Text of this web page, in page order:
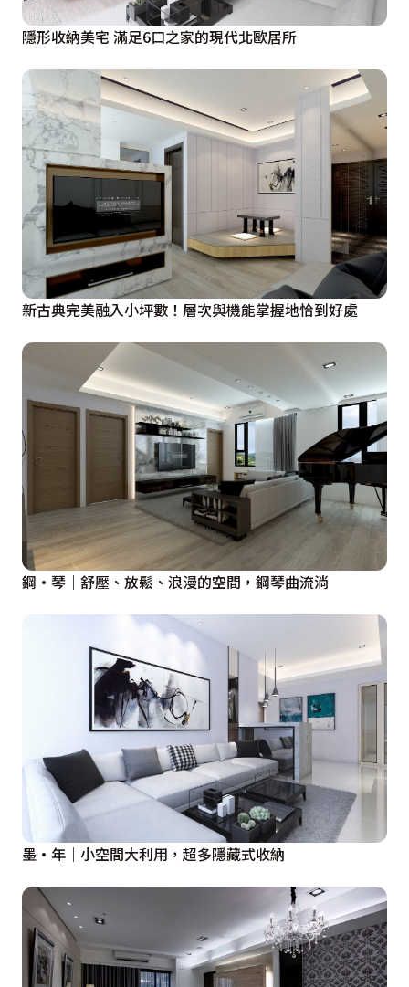
隱形收納美宅 滿足6口之家的現代北歐居所
新古典完美融入小坪數！層次與機能掌握地恰到好處
鋼·琴｜舒壓、放鬆、浪漫的空間，鋼琴曲流淌
墨·年｜小空間大利用，超多隱藏式收納